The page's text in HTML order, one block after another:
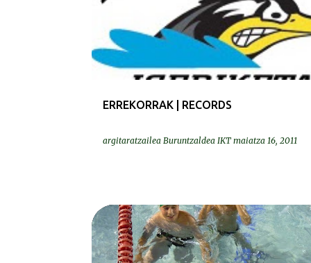
ERREKORRAK | RECORDS
argitaratzailea Buruntzaldea IKT maiatza 16, 2011
KRONIKAK-CRÓNICAS